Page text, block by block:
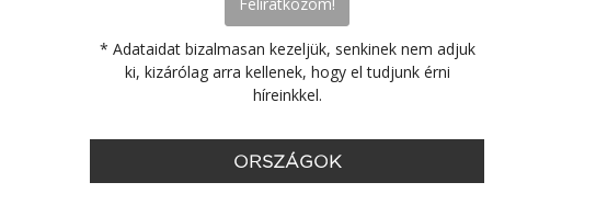
* Adataidat bizalmasan kezeljük, senkinek nem adjuk
ki, kizárólag arra kellenek, hogy el tudjunk érni
híreinkkel.
ORSZÁGOK